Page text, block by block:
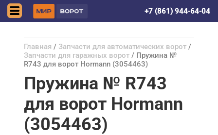
+7 (861) 944-64-04
Главная / Запчасти для автоматических ворот /
Запчасти для гаражных ворот / Пружина №
R743 для ворот Hormann (3054463)
Пружина № R743
для ворот Hormann
(3054463)